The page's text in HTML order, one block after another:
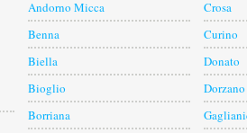
Andorno Micca
Benna
Biella
Bioglio
Borriana
Crosa
Curino
Donato
Dorzano